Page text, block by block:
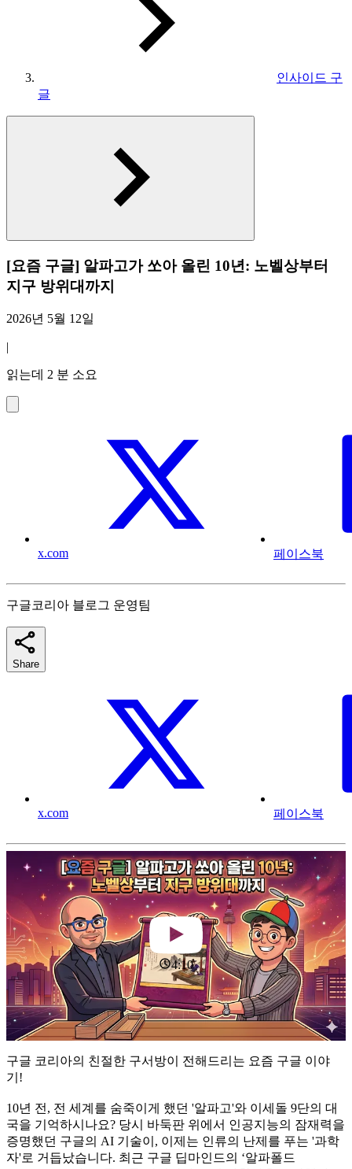
인사이드 구
글
[요즘 구글] 알파고가 쏘아 올린 10년: 노벨상부터
지구 방위대까지
2026년 5월 12일
|
읽는데 2 분 소요
x.com 페이스북
구글코리아 블로그 운영팀
Share
x.com 페이스북
4:10
구글 코리아의 친절한 구서방이 전해드리는 요즘 구글 이야
기!
10년 전, 전 세계를 숨죽이게 했던 '알파고'와 이세돌 9단의 대
국을 기억하시나요? 당시 바둑판 위에서 인공지능의 잠재력을
증명했던 구글의 AI 기술이, 이제는 인류의 난제를 푸는 '과학
자'로 거듭났습니다. 최근 구글 딥마인드의 ‘알파폴드